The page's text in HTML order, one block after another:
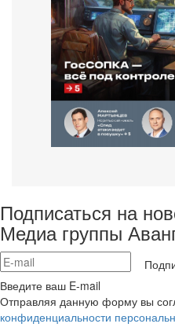
Подписаться на
Медиа группы
Введите ваш E-mail
Отправляя данную форму вы
конфиденциальности